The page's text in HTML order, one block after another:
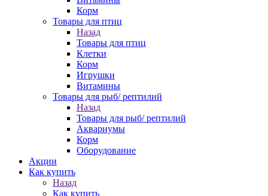
Корм
Товары для птиц
Назад
Товары для птиц
Клетки
Корм
Игрушки
Витамины
Товары для рыб/ рептилий
Назад
Товары для рыб/ рептилий
Аквариумы
Корм
Оборудование
Акции
Как купить
Назад
Как купить